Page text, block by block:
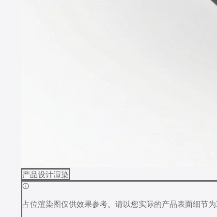
产品设计渲染
占位渲染图仅供效果参考。请以您实际的产品表面细节